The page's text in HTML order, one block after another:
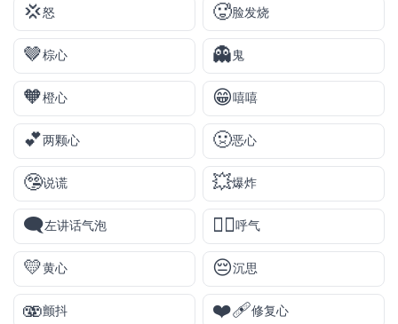
💢怒 🥵脸发烧
🤎棕心 👻鬼
🧡橙心 😁嘻嘻
💕两颗心 🤢恶心
🤥说谎 💥爆炸
🗨️左讲话气泡 😮‍💨呼气
💛黄心 😔沉思
🫨颤抖 ❤️‍🩹修复心